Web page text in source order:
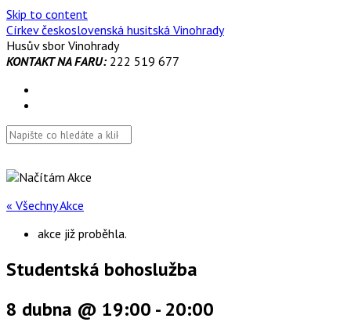
Skip to content
Církev československá husitská Vinohrady
Husův sbor Vinohrady
KONTAKT NA FARU:222 519 677
« Všechny Akce
akce již proběhla.
Studentská bohoslužba
8 dubna @ 19:00 - 20:00